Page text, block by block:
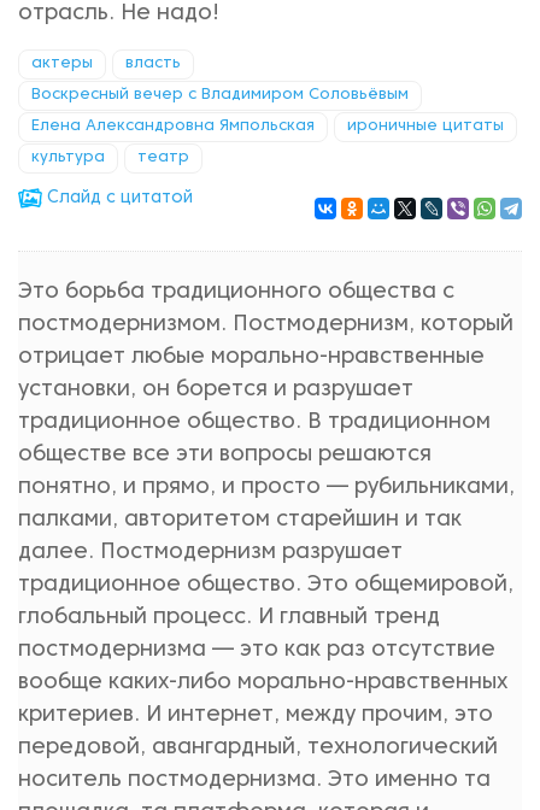
отрасль. Не надо!
актеры власть
Воскресный вечер с Владимиром Соловьёвым
Елена Александровна Ямпольская ироничные цитаты
культура театр
Cлайд с цитатой
Это борьба традиционного общества с
постмодернизмом. Постмодернизм, который
отрицает любые морально-нравственные
установки, он борется и разрушает
традиционное общество. В традиционном
обществе все эти вопросы решаются
понятно, и прямо, и просто — рубильниками,
палками, авторитетом старейшин и так
далее. Постмодернизм разрушает
традиционное общество. Это общемировой,
глобальный процесс. И главный тренд
постмодернизма — это как раз отсутствие
вообще каких-либо морально-нравственных
критериев. И интернет, между прочим, это
передовой, авангардный, технологический
носитель постмодернизма. Это именно та